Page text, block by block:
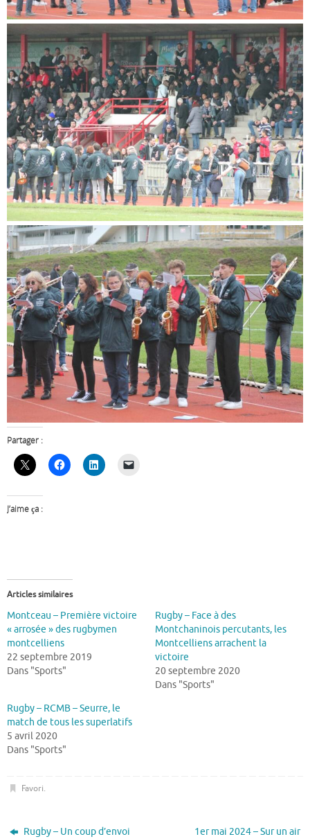
Partager :
J’aime ça :
Articles similaires
Montceau – Première victoire
« arrosée » des rugbymen
montcelliens
22 septembre 2019
Dans "Sports"
Rugby – Face à des
Montchaninois percutants, les
Montcelliens arrachent la
victoire
20 septembre 2020
Dans "Sports"
Rugby – RCMB – Seurre, le
match de tous les superlatifs
5 avril 2020
Dans "Sports"
Favori.
Rugby – Un coup d’envoi
1er mai 2024 – Sur un air